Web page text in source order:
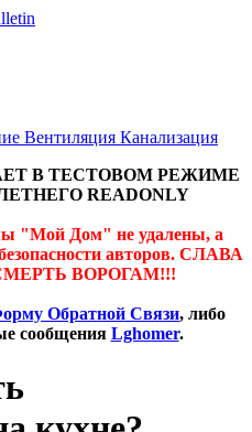
Вентиляция Канализация
В ТЕСТОВОМ РЕЖИМЕ
READONLY
"Мой Дом" не удалены, а
авторов. СЛАВА
ВОРОГАМ!!!
Обратной Связи, либо
сообщения Lghomer.